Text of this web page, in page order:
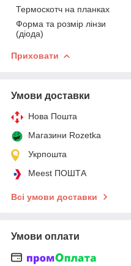
Термоскотч на планках
Форма та розмір лінзи
(діода)
Приховати
Умови доставки
Нова Пошта
Магазини Rozetka
Укрпошта
Meest ПОШТА
Всі умови доставки
Умови оплати